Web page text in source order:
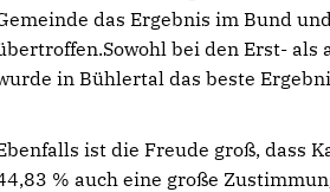
das Ergebnis im Bund
bei den Erst- als
in Bühlertal das beste
ist die Freude groß, dass
% auch eine große